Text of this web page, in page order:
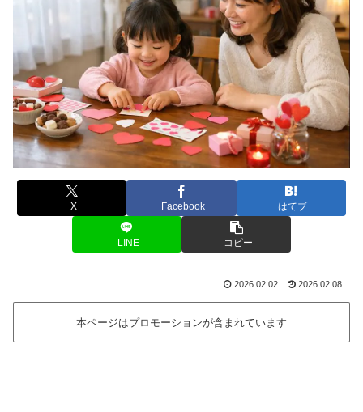
X Facebook はてブ
LINE コピー
2026.02.02 2026.02.08
本ページはプロモーションが含まれています